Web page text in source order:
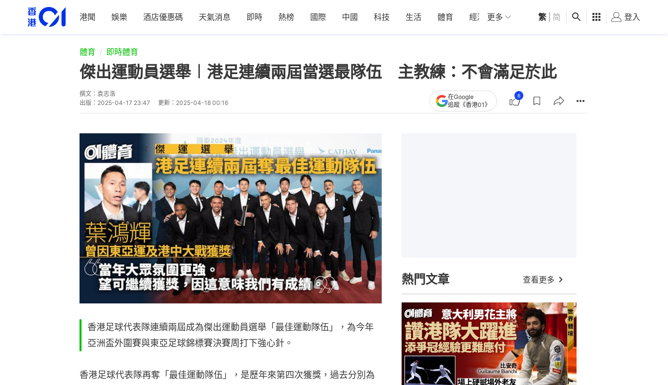
港聞 娛樂 酒店優惠碼 天氣消息 即時 熱榜 國際 中國 科技 生活 體育 經濟 01深圳 觀點 健康 好食玩飛
更多 繁 简 登入
體育 即時體育
傑出運動員選舉︱港足連續兩屆當選最隊伍 主教練：不會滿足於此
撰文： 袁志浩
出版： 2025-04-17 23:47 更新： 2025-04-18 00:16
在Google
追蹤《香港01》
6
香港足球代表隊連續兩屆成為傑出運動員選舉「最佳運動隊伍」，為今年
亞洲盃外圍賽與東亞足球錦標賽決賽周打下強心針。
香港足球代表隊再奪「最佳運動隊伍」，是歷年來第四次獲獎，過去分別為
熱門文章 查看更多